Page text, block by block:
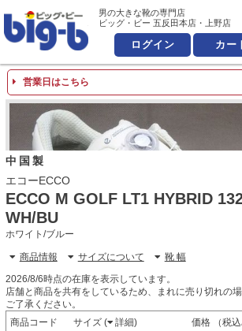
男の大きな靴
男の大きな靴の専門店
ビッグ・ビー 五反田本店・上野店
ログイン カー
営業日はこちら
中国製
エコーECCO
ECCO M GOLF LT1 HYBRID
WH/BU
ホワイト/ブルー
商品情報 サイズについて 靴 幅
2026/8/6時点の在庫を表示しています。
店舗と商品を共有をしているため、まれに売り切れの場
ご了承ください。
商品コード
サイズ ( 詳細) 価格 （税込